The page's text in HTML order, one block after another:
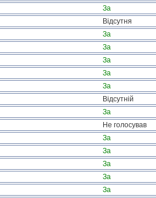
За
Відсутня
За
За
За
За
За
Відсутній
За
Не голосував
За
За
За
За
За